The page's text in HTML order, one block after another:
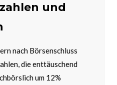
und
nach Börsenschluss
die enttäuschend
um 12%